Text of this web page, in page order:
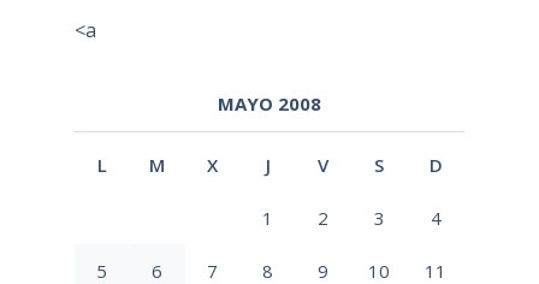
<a
MAYO 2008
L M X J V S D
1 2 3 4
5 6 7 8 9 10 11